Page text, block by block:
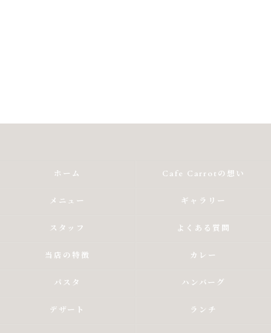
ホーム Cafe Carrotの想い
メニュー ギャラリー
スタッフ よくある質問
当店の特徴 カレー
パスタ ハンバーグ
デザート ランチ